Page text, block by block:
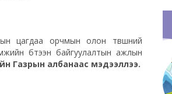
цагдаа орчмын олон түвшний
бүтээн байгуулалтын ажлын
Газрын албанаас мэдээллээ.